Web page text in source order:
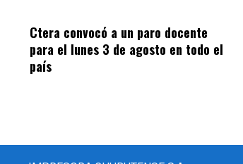
Ctera convocó a un paro docente
para el lunes 3 de agosto en todo el
país